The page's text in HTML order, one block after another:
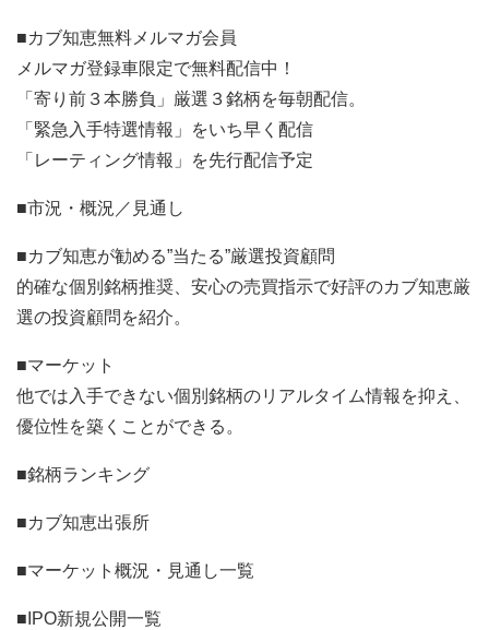
■カブ知恵無料メルマガ会員
メルマガ登録車限定で無料配信中！
「寄り前３本勝負」厳選３銘柄を毎朝配信。
「緊急入手特選情報」をいち早く配信
「レーティング情報」を先行配信予定
■市況・概況／見通し
■カブ知恵が勧める”当たる”厳選投資顧問
的確な個別銘柄推奨、安心の売買指示で好評のカブ知恵厳
選の投資顧問を紹介。
■マーケット
他では入手できない個別銘柄のリアルタイム情報を抑え、
優位性を築くことができる。
■銘柄ランキング
■カブ知恵出張所
■マーケット概況・見通し一覧
■IPO新規公開一覧